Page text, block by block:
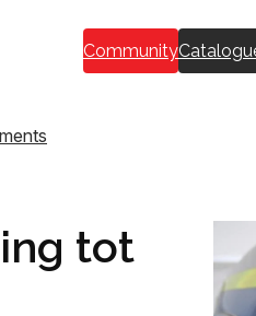
Community
tot